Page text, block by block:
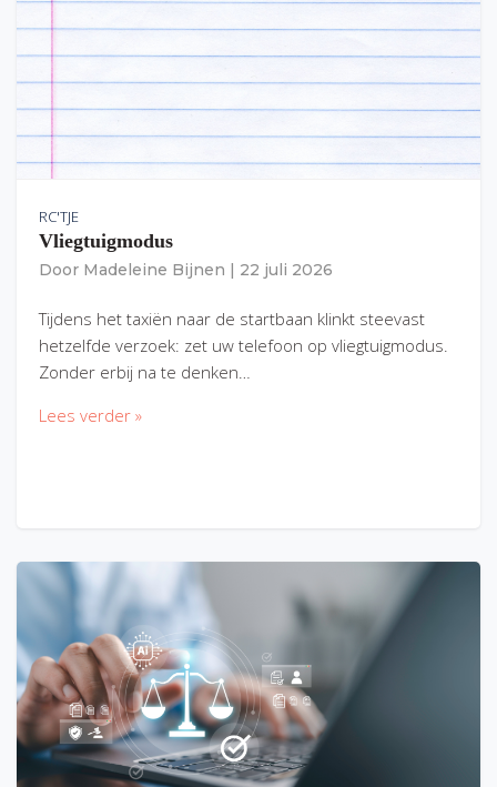
RC'TJE
Vliegtuigmodus
Door Madeleine Bijnen 22 juli 2026
Tijdens het taxiën naar de startbaan klinkt steevast
hetzelfde verzoek: zet uw telefoon op vliegtuigmodus.
Zonder erbij na te denken…
Lees verder »